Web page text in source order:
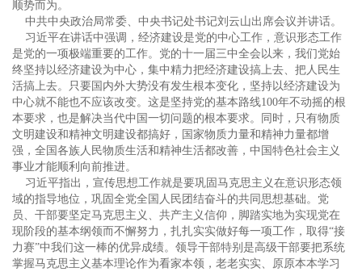
顺势而为。
中共中央政治局常委、中央书记处书记刘云山出席会议并讲话。
习近平在讲话中强调，经济建设是党的中心工作，意识形态工作
是党的一项极端重要的工作。党的十一届三中全会以来，我们党始
终坚持以经济建设为中心，集中精力把经济建设搞上去、把人民生
活搞上去。只要国内外大势没有发生根本变化，坚持以经济建设为
中心就不能也不应该改变。这是坚持党的基本路线100年不动摇的根
本要求，也是解决当代中国一切问题的根本要求。同时，只有物质
文明建设和精神文明建设都搞好，国家物质力量和精神力量都增
强，全国各族人民物质生活和精神生活都改善，中国特色社会主义
事业才能顺利向前推进。
习近平指出，宣传思想工作就是要巩固马克思主义在意识形态领
域的指导地位，巩固全党全国人民团结奋斗的共同思想基础。党
员、干部要坚定马克思主义、共产主义信仰，脚踏实地为实现党在
现阶段的基本纲领而不懈努力，扎扎实实做好每一项工作，取得“接
力赛”中我们这一棒的优异成绩。领导干部特别是高级干部要把系统
掌握马克思主义基本理论作为看家本领，老老实实、原原本本学习